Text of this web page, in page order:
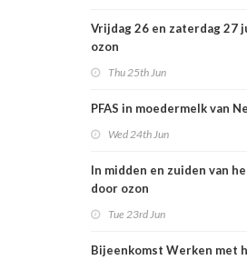
Vrijdag 26 en zaterdag 27
ozon
Thu 25th Jun
PFAS in moedermelk van
Wed 24th Jun
In midden en zuiden van
door ozon
Tue 23rd Jun
Bijeenkomst Werken met